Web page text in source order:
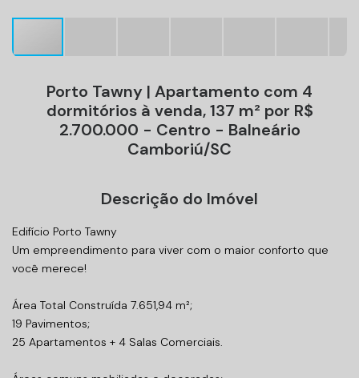
Porto Tawny | Apartamento com 4
dormitórios à venda, 137 m² por R$
2.700.000 - Centro - Balneário
Camboriú/SC
Descrição do Imóvel
Edifício Porto Tawny
Um empreendimento para viver com o maior conforto que
você merece!
Área Total Construída 7.651,94 m²;
19 Pavimentos;
25 Apartamentos + 4 Salas Comerciais.